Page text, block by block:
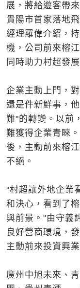
展，將給遊客帶
貴陽市首家落地
經理羅偉介紹，
機，公司前來榕
同時助力村超發展
企業主動上門，
還是件新鮮事，
難"的轉變。以前
難獲得企業青睞
後，主動前來榕
不絕。
"村超讓外地企業
和決心，看到了
與前景。"由守義
良好營商環境，
主動前來投資興
廣州中旭未來、